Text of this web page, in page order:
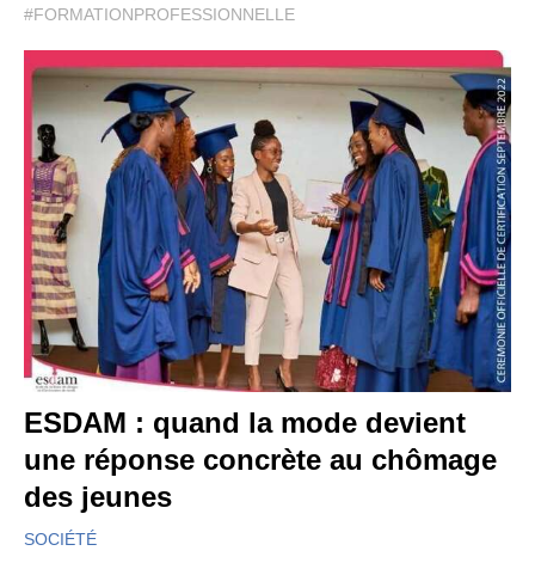
#FORMATIONPROFESSIONNELLE
ESDAM : quand la mode devient
une réponse concrète au chômage
des jeunes
SOCIÉTÉ